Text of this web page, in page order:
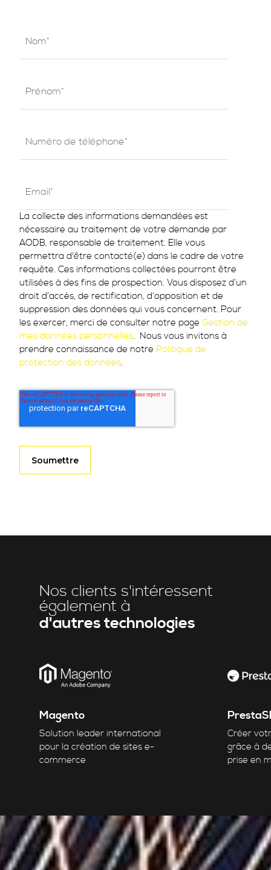
La collecte des informations demandées est
nécessaire au traitement de votre demande par
AODB, responsable de traitement. Elle vous
permettra d'être contacté(e) dans le cadre de votre
requête. Ces informations collectées pourront être
utilisées à des fins de prospection. Vous disposez d’un
droit d’accès, de rectification, d’opposition et de
suppression des données qui vous concernent. Pour
les exercer, merci de consulter notre page Gestion de
mes données personnelles. Nous vous invitons à
prendre connaissance de notre Politique de
protection des données.
Nos clients s'intéressent
également à
d'autres technologies
Magento
Solution leader international
pour la création de sites e-
commerce
Créer
grâce à
prise en